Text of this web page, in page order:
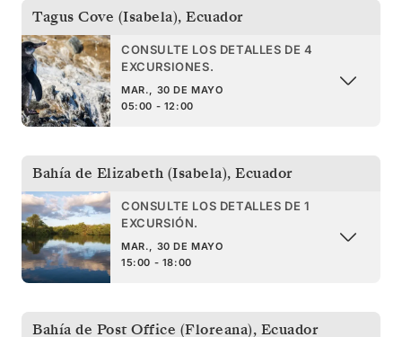
Tagus Cove (Isabela), Ecuador
CONSULTE LOS DETALLES DE 4
EXCURSIONES.
MAR., 30 DE MAYO
05:00 - 12:00
Bahía de Elizabeth (Isabela), Ecuador
CONSULTE LOS DETALLES DE 1
EXCURSIÓN.
MAR., 30 DE MAYO
15:00 - 18:00
Bahía de Post Office (Floreana), Ecuador